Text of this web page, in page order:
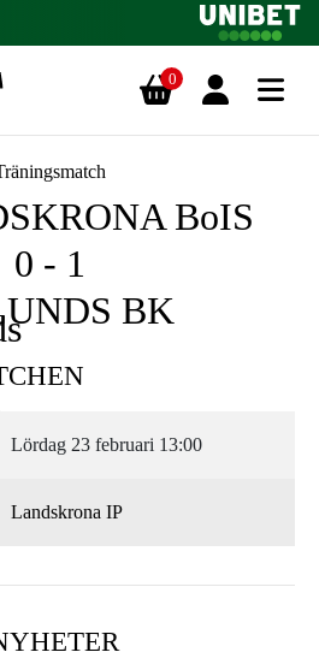
0
BoIS
0 - 1
BK
Lördag 23 februari 13:00
Landskrona IP